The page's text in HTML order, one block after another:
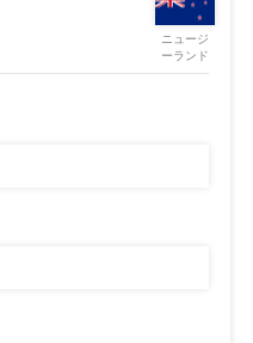
ニュージ
ーランド